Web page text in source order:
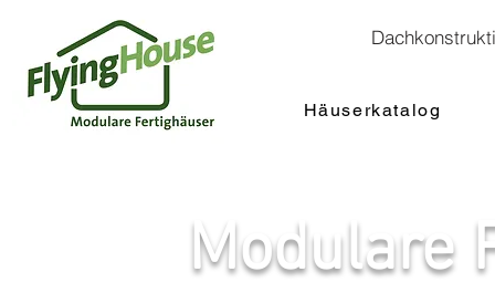
Häuserkatalog
Modulare